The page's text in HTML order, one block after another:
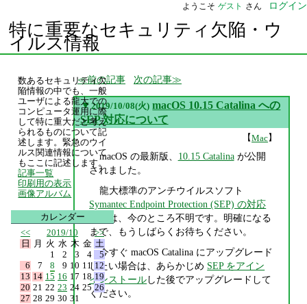
ようこそ ゲスト さん ログイン
特に重要なセキュリティ欠陥・ウ
イルス情報
前の記事 次の記事
▼ 2019/10/08(火) macOS 10.15 Catalina への
SEP 対応について
【Mac】
macOS の最新版、 10.15 Catalinaが公開
されました。
龍大標準のアンチウイルスソフト
Symantec Endpoint Protection (SEP) の対応
は、今のところ不明です。明確になる
まで、もうしばらくお待ちください。
今すぐ macOS Catalina にアップグレード
したい場合は、あらかじめ SEP をアイン
インストールした後でアップグレードして
ください。
数あるセキュリティ欠
陥情報の中でも、一般
ユーザによる龍大での
コンピュータ運用に際
して特に重大だと考え
られるものについて記
述します。緊急のウイ
ルス関連情報について
もここに記述します。
記事一覧
印刷用の表示
画像アルバム
カレンダー
<<
2019/10
>>
日
月 火 水 木 金 土
1
2 3 4
5
6
7 8 9 10 11 12
13 14 15 16 17 18 19
20 21 22 23 24 25 26
27 28 29 30 31